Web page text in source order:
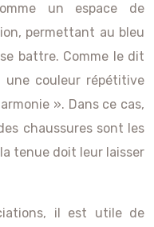
un espace de
permettant au bleu
battre. Comme le dit
une couleur répétitive
». Dans ce cas,
chaussures sont les
tenue doit leur laisser
il est utile de